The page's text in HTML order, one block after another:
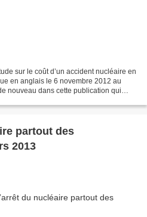
sur le coût d’un accident nucléaire en
en anglais le 6 novembre 2012 au
nouveau dans cette publication qui
partout des
2013